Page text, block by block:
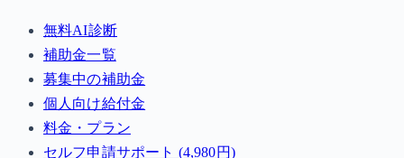
無料AI診断
補助金一覧
募集中の補助金
個人向け給付金
料金・プラン
セルフ申請サポート (4,980円)